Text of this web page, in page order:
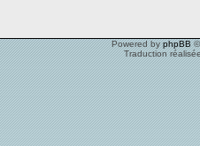
Powered byphpBB©
Traduction